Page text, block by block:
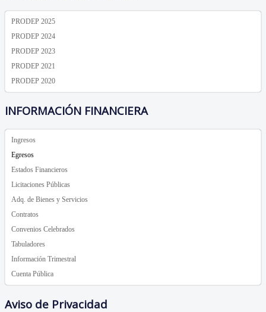
PRODEP 2025
PRODEP 2024
PRODEP 2023
PRODEP 2021
PRODEP 2020
INFORMACIÓN FINANCIERA
Ingresos
Egresos
Estados Financieros
Licitaciones Públicas
Adq. de Bienes y Servicios
Contratos
Convenios Celebrados
Tabuladores
Información Trimestral
Cuenta Pública
Aviso de Privacidad